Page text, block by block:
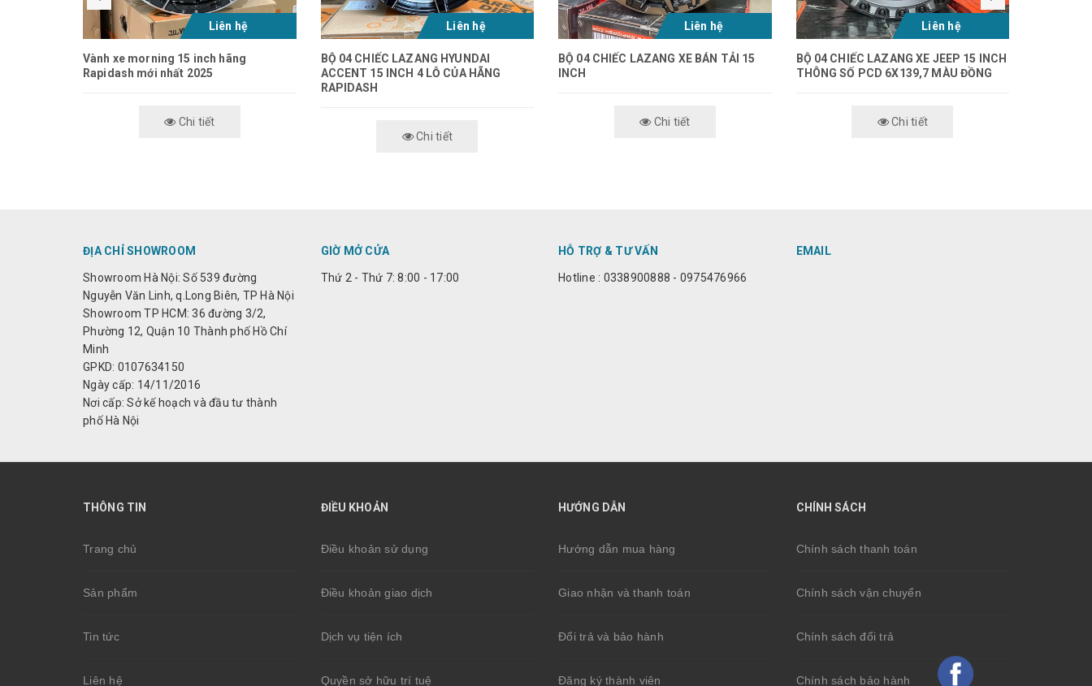
Liên hệ
Vành xe morning 15 inch hãng
Rapidash mới nhất 2025
Chi tiết
Liên hệ
BỘ 04 CHIẾC LAZANG HYUNDAI
ACCENT 15 INCH 4 LỖ CỦA HÃNG
RAPIDASH
Chi tiết
Liên hệ
BỘ 04 CHIẾC LAZANG XE BÁN TẢI 15
INCH
Chi tiết
Liên hệ
BỘ 04 CHIẾC LAZANG XE JEEP 15 INCH
THÔNG SỐ PCD 6X139,7 MÀU ĐỒNG
Chi tiết
ĐỊA CHỈ SHOWROOM
Showroom Hà Nội: Số 539 đường
Nguyễn Văn Linh, q.Long Biên, TP Hà Nội
Showroom TP HCM: 36 đường 3/2,
Phường 12, Quận 10 Thành phố Hồ Chí
Minh
GPKD: 0107634150
Ngày cấp: 14/11/2016
Nơi cấp: Sở kế hoạch và đầu tư thành
phố Hà Nội
GIỜ MỞ CỬA
Thứ 2 - Thứ 7: 8:00 - 17:00
HỖ TRỢ & TƯ VẤN
Hotline : 0338900888 - 0975476966
EMAIL
THÔNG TIN
Trang chủ
Sản phẩm
Tin tức
Liên hệ
ĐIỀU KHOẢN
Điều khoản sử dụng
Điều khoản giao dịch
Dịch vụ tiện ích
Quyền sở hữu trí tuệ
HƯỚNG DẪN
Hướng dẫn mua hàng
Giao nhận và thanh toán
Đổi trả và bảo hành
Đăng ký thành viên
CHÍNH SÁCH
Chính sách thanh toán
Chính sách vận chuyển
Chính sách đổi trả
Chính sách bảo hành